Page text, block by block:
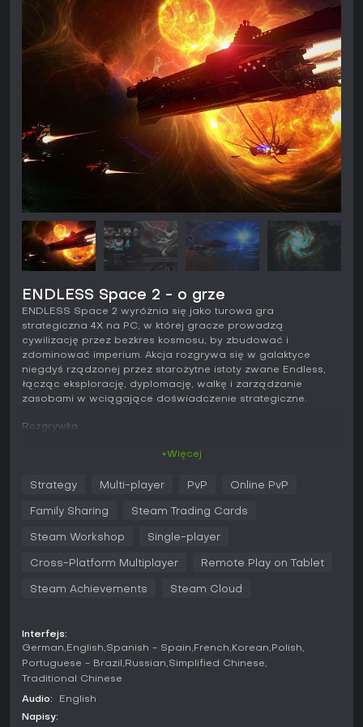
ENDLESS Space 2 - o grze
ENDLESS Space 2 wyróżnia się jako turowa gra
strategiczna 4X na PC, w której gracze prowadzą
cywilizację przez bezkres kosmosu, by zbudować i
zdominować imperium. Akcja rozgrywa się w galaktyce
niegdyś rządzonej przez starożytne istoty zwane Endless,
łącząc eksplorację, dyplomację, walkę i zarządzanie
zasobami w wciągające doświadczenie strategiczne.
Rozgrywka
odkrywać nowe układy gwiezdne - każdy z nich kryje do
pięciu planet o unikalnych środowiskach, klimatach i
Kolonizacja wymaga badań, a po osiedleniu planety można
jak przemysł czy nauka. Budowa ulepszeń systemów
do konkretnych elementów gry.
naukowo-technologicznym, biznesowo-handlowym oraz
rozwoju imperium, każde z pięcioma poziomami.
Szczegółowy system polityczny pozwala populacjom
tworzyć partie oparte na sympatii do industrialistów,
naukowców, militarystów, pacyfistów, ekologów czy grup
Senacie, dając bonusy na całą skalę imperium, a typy
+Więcej
Strategy Multi-player PvP Online PvP
Family Sharing Steam Trading Cards
Steam Workshop Single-player
Cross-Platform Multiplayer Remote Play on Tablet
Steam Achievements Steam Cloud
Interfejs:
German English Spanish - Spain French Korean Polish
Portuguese - Brazil
Russian Simplified Chinese
Traditional Chinese
Audio:
English
Napisy: